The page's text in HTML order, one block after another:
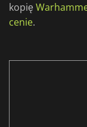
kopię
cenie.